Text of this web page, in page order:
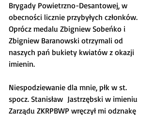
Brygady Powietrzno-Desantowej, w
obecności licznie przybyłych członków.
Oprócz medalu Zbigniew Sobeńko i
Zbigniew Baranowski otrzymali od
naszych pań bukiety kwiatów z okazji
imienin.
Niespodziewanie dla mnie, płk w st.
spocz. Stanisław  Jastrzębski w imieniu
Zarządu ZKRPBWP wręczył mi odznakę